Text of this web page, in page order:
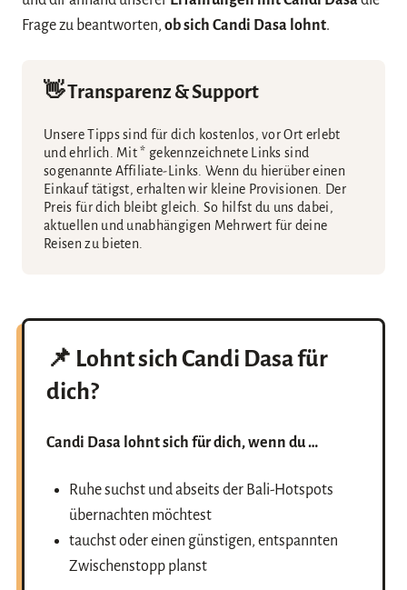
Frage zu beantworten, ob sich Candi Dasa lohnt.
👋 Transparenz & Support
Unsere Tipps sind für dich kostenlos, vor Ort erlebt
und ehrlich. Mit * gekennzeichnete Links sind
sogenannte Affiliate-Links. Wenn du hierüber einen
Einkauf tätigst, erhalten wir kleine Provisionen. Der
Preis für dich bleibt gleich. So hilfst du uns dabei,
aktuellen und unabhängigen Mehrwert für deine
Reisen zu bieten.
📌 Lohnt sich Candi Dasa für
dich?
Candi Dasa lohnt sich für dich, wenn du …
Ruhe suchst und abseits der Bali-Hotspots
übernachten möchtest
tauchst oder einen günstigen, entspannten
Zwischenstopp planst